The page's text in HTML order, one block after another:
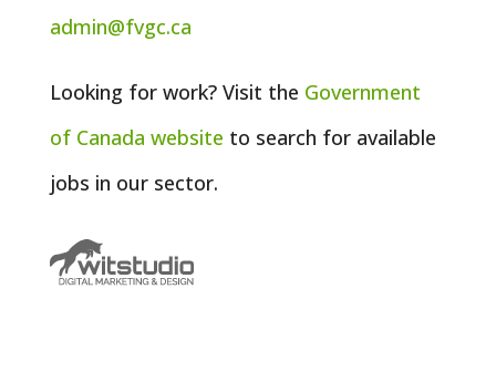
admin@fvgc.ca
Looking for work? Visit the Government
of Canada website to search for available
jobs in our sector.